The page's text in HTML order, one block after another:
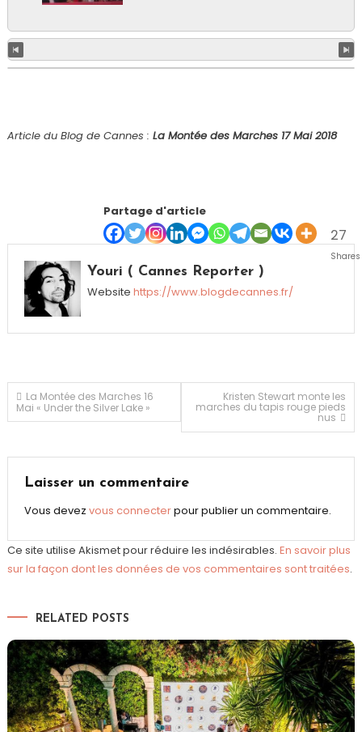
Article du Blog de Cannes : La Montée des Marches 17 Mai 2018
Partage d'article
27
Shares
Youri ( Cannes Reporter )
Website https://www.blogdecannes.fr/
Navigation
l’article
La Montée des Marches 16
Mai « Under the Silver Lake »
Kristen Stewart monte les
marches du tapis rouge pieds
nus
Laisser un commentaire
Vous devez vous connecterpour publier un commentaire.
Ce site utilise Akismet pour réduire les indésirables. En savoir plus
sur la façon dont les données de vos commentaires sont traitées.
RELATED POSTS